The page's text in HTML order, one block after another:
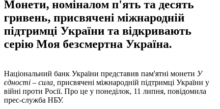
Монети, номіналом п'ять та десять
гривень, присвячені міжнародній
підтримці України та відкривають
серію Моя безсмертна Україна.
Національний банк України представив пам'ятні монети У
єдності – сила, присвячені міжнародній підтримці України у
війні проти Росії. Про це у понеділок, 11 липня, повідомила
прес-служба НБУ.